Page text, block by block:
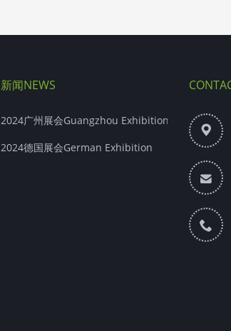
新闻NEWS
2024广州展会Guangzhou Exhibition
2024德国展会German Exhibition


